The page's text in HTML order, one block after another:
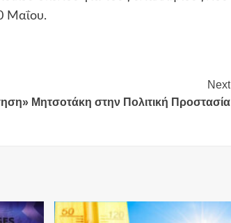
Μαΐου.
Next
Μητσοτάκη στην Πολιτική Προστασία